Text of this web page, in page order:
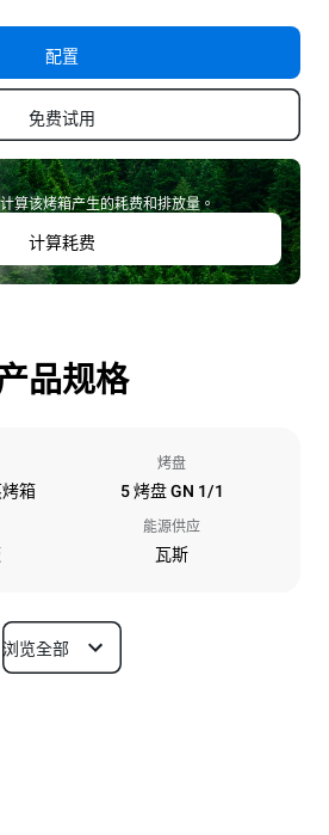
配置
免费试用
算该烤箱产生的耗费和排放量。
计算耗费
品规格
箱
烤盘
5 烤盘 GN 1/1
能源供应
瓦斯
尺寸
浏览全部